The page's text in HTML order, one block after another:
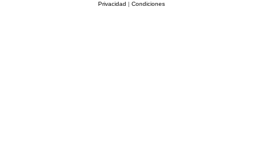
Privacidad | Condiciones